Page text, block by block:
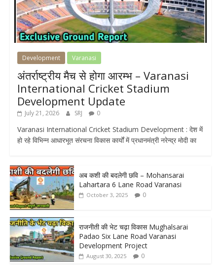
Development Varanasi
अंतर्राष्ट्रीय मैच से होगा आरम्भ – Varanasi
International Cricket Stadium
Development Update
July 21, 2026 SRJ 0
Varanasi International Cricket Stadium Development : देश में
हो रहे विभिन्न आधारभूत संरचना विकास कार्यों में प्रधानमंत्री नरेन्द्र मोदी का
अब कशी की बदलेगी छवि – Mohansarai
Lahartara 6 Lane Road Varanasi
October 3, 2025 0
राजनीती की भेट चढ़ा विकास Mughalsarai
Padao Six Lane Road Varanasi
Development Project
August 30, 2025 0